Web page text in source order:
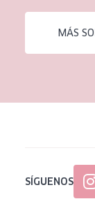
Piel
Piel
Todas las
MÁS
SÍGUENOS